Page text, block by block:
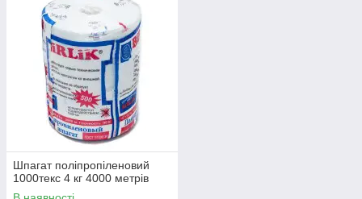
Шпагат поліпропіленовий
1000текс 4 кг 4000 метрів